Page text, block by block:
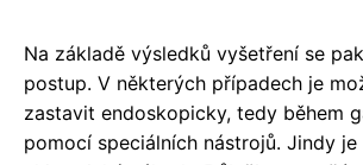
Na základě výsledků vyšetření se
postup. V některých případech je
zastavit endoskopicky, tedy během
pomocí speciálních nástrojů. Jindy je